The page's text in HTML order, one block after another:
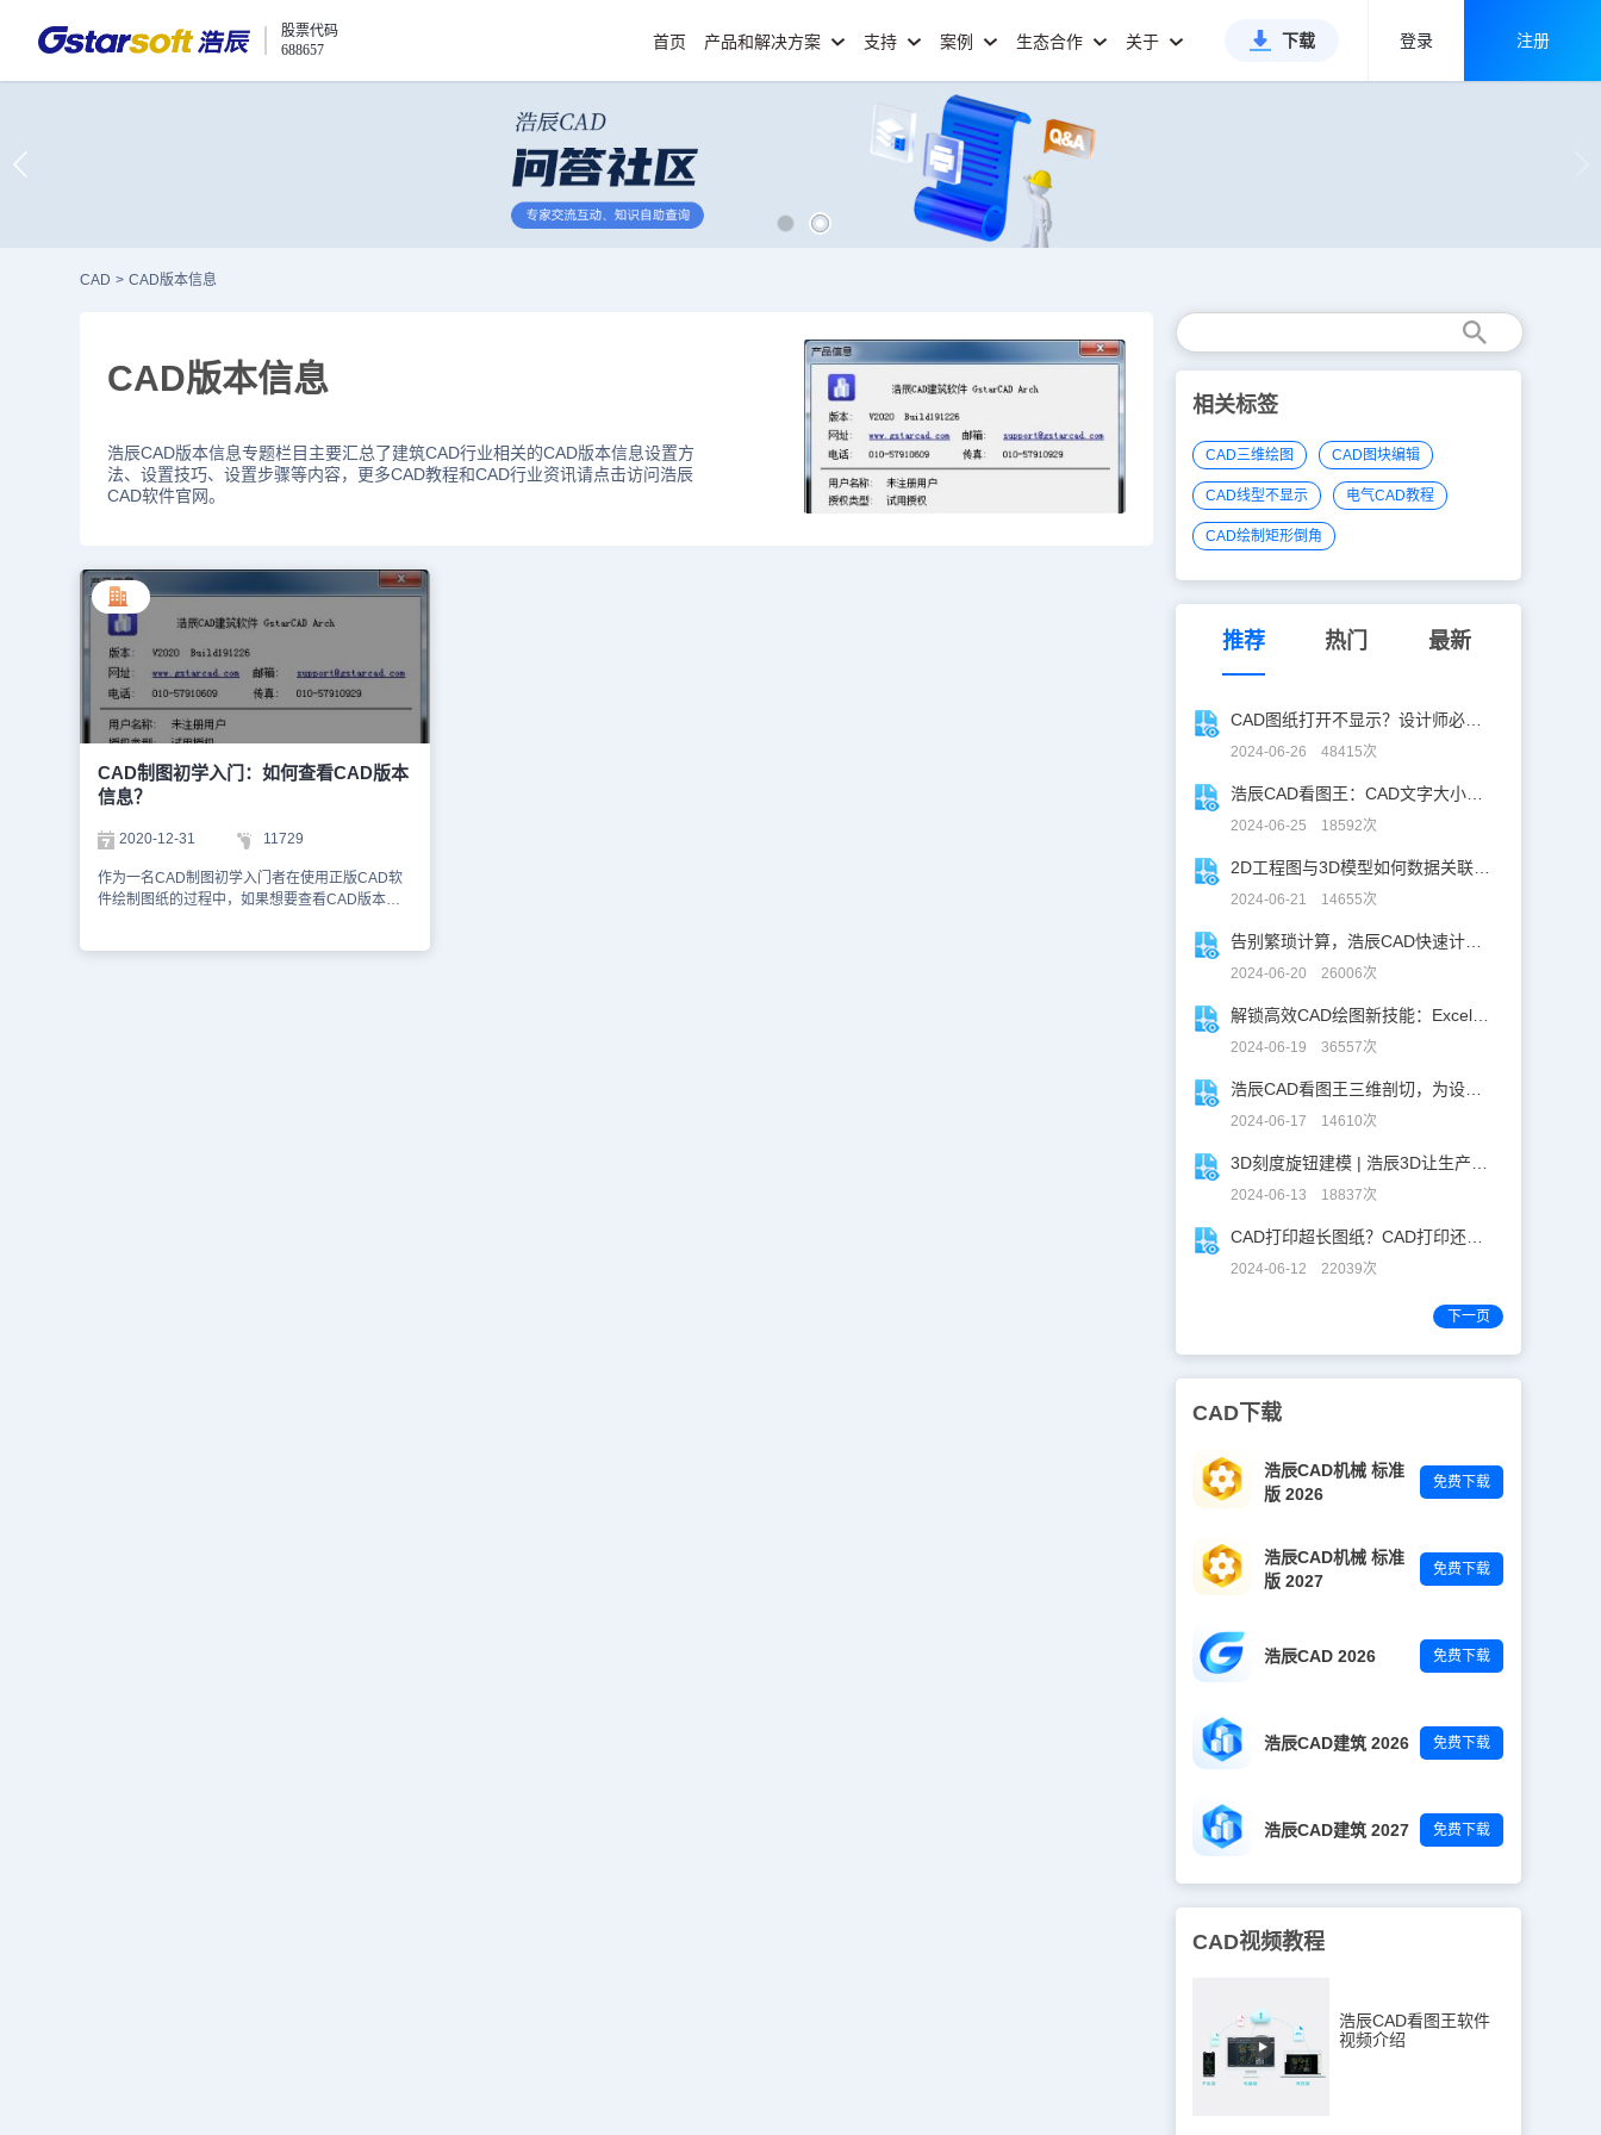
股票代码
688657
首页 产品和解决方案 支持 案例 生态合作 关于 下载 登录 注册
CAD > CAD版本信息
CAD版本信息
浩辰CAD版本信息专题栏目主要汇总了建筑CAD行业相关的CAD版本信息设置方
法、设置技巧、设置步骤等内容，更多CAD教程和CAD行业资讯请点击访问浩辰
CAD软件官网。
CAD制图初学入门：如何查看CAD版本
信息？
2020-12-31 11729
作为一名CAD制图初学入门者在使用正版CAD软
件绘制图纸的过程中，如果想要查看CAD版本信
相关标签
CAD三维绘图 CAD图块编辑
CAD线型不显示 电气CAD教程
CAD绘制矩形倒角
推荐 热门 最新
2024-06-26 48415次
2024-06-25 18592次
2024-06-21 14655次
2024-06-20 26006次
2024-06-19 36557次
2024-06-17 14610次
2024-06-13 18837次
2024-06-12 22039次
下一页
CAD下载
浩辰CAD机械 标准
版 2026
免费下载
浩辰CAD机械 标准
版 2027
免费下载
浩辰CAD 2026 免费下载
浩辰CAD建筑 2026 免费下载
浩辰CAD建筑 2027 免费下载
CAD视频教程
浩辰CAD看图王软件
视频介绍